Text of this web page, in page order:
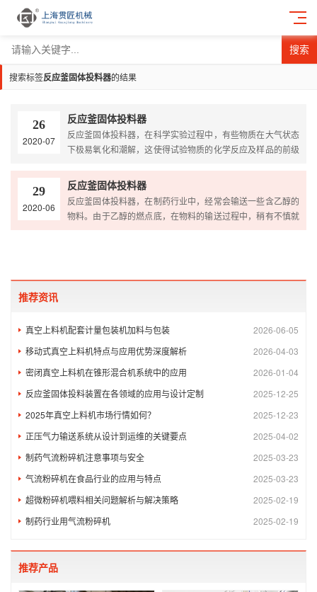
搜索
搜索标签反应釜固体投料器的结果
26
2020-07
反应釜固体投料器
反应釜固体投料器，在科学实验过程中，有些物质在大气状态
下极易氧化和潮解，这使得试验物质的化学反应及样品的前级
29
2020-06
反应釜固体投料器
反应釜固体投料器，在制药行业中，经常会输送一些含乙醇的
物料。由于乙醇的燃点底，在物料的输送过程中，稍有不慎就
会有爆炸的危险，给周围环境和人身安全造成极大的威胁。此
推荐资讯
2026-06-05
真空上料机配套计量包装机加料与包装
2026-04-03
移动式真空上料机特点与应用优势深度解析
2026-01-04
密闭真空上料机在锥形混合机系统中的应用
2025-12-25
反应釜固体投料装置在各领域的应用与设计定制
2025-12-23
2025年真空上料机市场行情如何？
2025-04-02
正压气力输送系统从设计到运维的关键要点
2025-03-23
制药气流粉碎机注意事项与安全​
2025-03-23
气流粉碎机在食品行业的应用与特点
2025-02-19
超微粉碎机喂料相关问题解析与解决策略
2025-02-19
制药行业用气流粉碎机
推荐产品